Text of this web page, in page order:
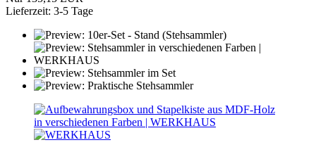
Lieferzeit: 3-5 Tage